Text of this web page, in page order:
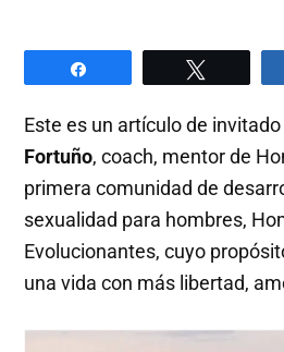
Este es un artículo de invitado
Fortuño, coach, mentor de
primera comunidad de
sexualidad para hombres,
Evolucionantes, cuyo
una vida con más libertad,